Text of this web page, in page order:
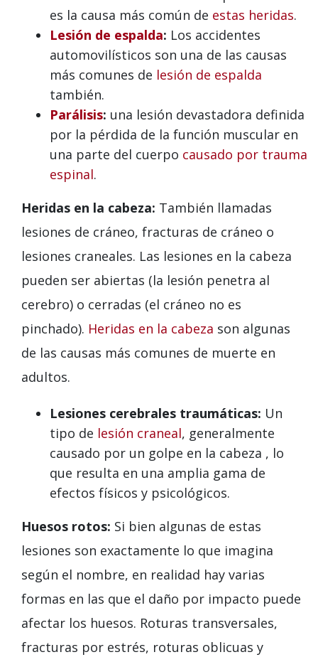
es la causa más común de estas heridas.
Lesión de espalda: Los accidentes
automovilísticos son una de las causas
más comunes de lesión de espalda
también.
Parálisis: una lesión devastadora definida
por la pérdida de la función muscular en
una parte del cuerpo causado por trauma
espinal.
Heridas en la cabeza: También llamadas
lesiones de cráneo, fracturas de cráneo o
lesiones craneales. Las lesiones en la cabeza
pueden ser abiertas (la lesión penetra al
cerebro) o cerradas (el cráneo no es
pinchado). Heridas en la cabeza son algunas
de las causas más comunes de muerte en
adultos.
Lesiones cerebrales traumáticas: Un
tipo de lesión craneal, generalmente
causado por un golpe en la cabeza , lo
que resulta en una amplia gama de
efectos físicos y psicológicos.
Huesos rotos: Si bien algunas de estas
lesiones son exactamente lo que imagina
según el nombre, en realidad hay varias
formas en las que el daño por impacto puede
afectar los huesos. Roturas transversales,
fracturas por estrés, roturas oblicuas y